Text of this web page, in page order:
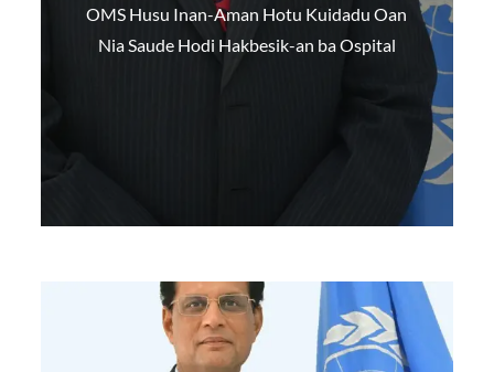
OMS Husu Inan-Aman Hotu Kuidadu Oan
Nia Saude Hodi Hakbesik-an ba Ospital